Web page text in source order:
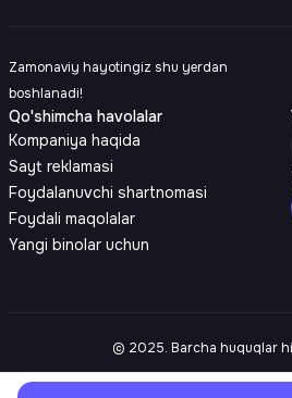
Zamonaviy hayotingiz shu yerdan
boshlanadi!
Qo'shimcha havolalar
Kompaniya haqida
Sayt reklamasi
Foydalanuvchi shartnomasi
Foydali maqolalar
Yangi binolar uchun
© 2025. Barcha huquqlar